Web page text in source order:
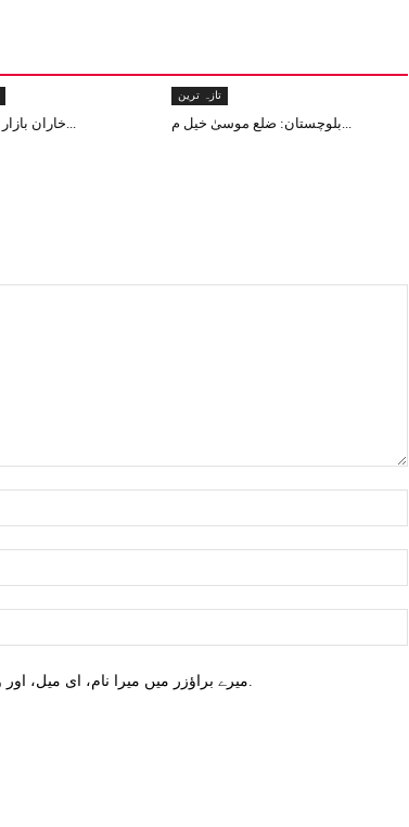
خاران بازار سے دن دہاڑے ا...
تازہ ترین
بلوچستان: ضلع موسیٰ خیل م...
میرے براؤزر میں میرا نام، ای میل، اور ویب سائٹ محفوظ کریں اگلا وقت میں تبصرہ کریں.